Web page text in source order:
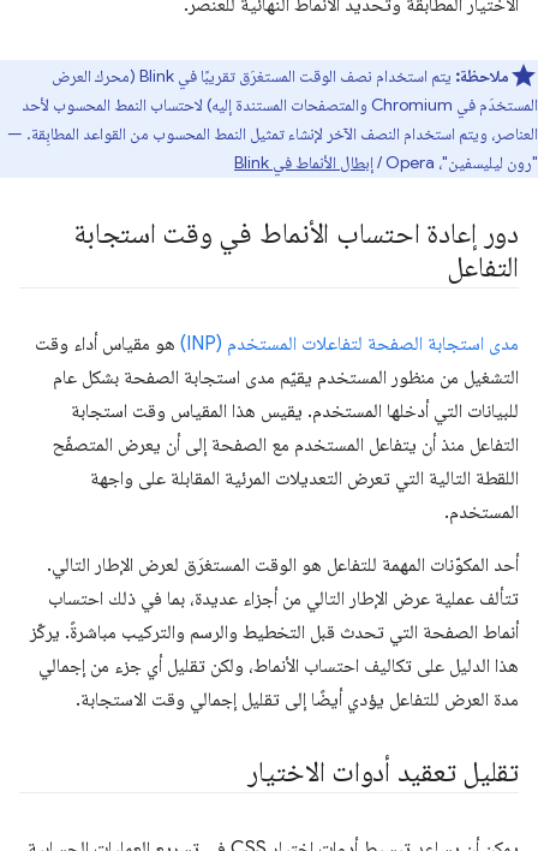
الاختيار المطابقة وتحديد الأنماط النهائية للعنصر.
ملاحظة:
يتم استخدام نصف الوقت المستغرَق تقريبًا في Blink (محرك العرض
المستخدَم في Chromium والمتصفحات المستندة إليه) لاحتساب النمط المحسوب لأحد
العناصر، ويتم استخدام النصف الآخر لإنشاء تمثيل النمط المحسوب من القواعد المطابِقة. —
"رون ليليسفين"، Opera /
إبطال الأنماط في Blink
دور إعادة احتساب الأنماط في وقت استجابة
التفاعل
مدى استجابة الصفحة لتفاعلات المستخدم (INP)
هو مقياس أداء وقت
التشغيل من منظور المستخدم يقيّم مدى استجابة الصفحة بشكل عام
للبيانات التي أدخلها المستخدم. يقيس هذا المقياس وقت استجابة
التفاعل منذ أن يتفاعل المستخدم مع الصفحة إلى أن يعرض المتصفّح
اللقطة التالية التي تعرض التعديلات المرئية المقابلة على واجهة
المستخدم.
أحد المكوّنات المهمة للتفاعل هو الوقت المستغرَق لعرض الإطار التالي.
تتألف عملية عرض الإطار التالي من أجزاء عديدة، بما في ذلك احتساب
أنماط الصفحة التي تحدث قبل التخطيط والرسم والتركيب مباشرةً. يركّز
هذا الدليل على تكاليف احتساب الأنماط، ولكن تقليل أي جزء من إجمالي
مدة العرض للتفاعل يؤدي أيضًا إلى تقليل إجمالي وقت الاستجابة.
تقليل تعقيد أدوات الاختيار